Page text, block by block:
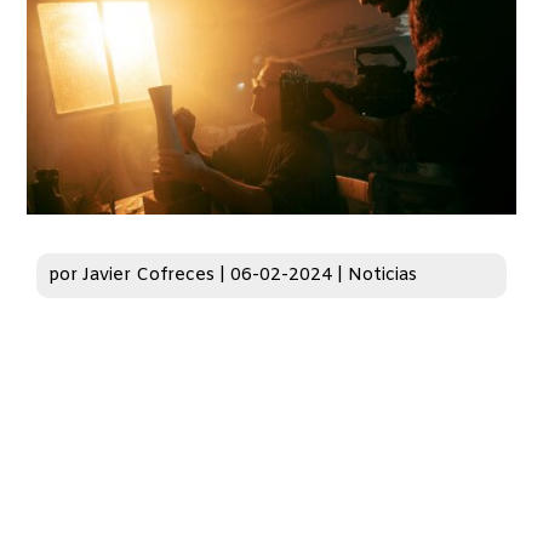
porJavier Cofreces |06-02-2024 Noticias